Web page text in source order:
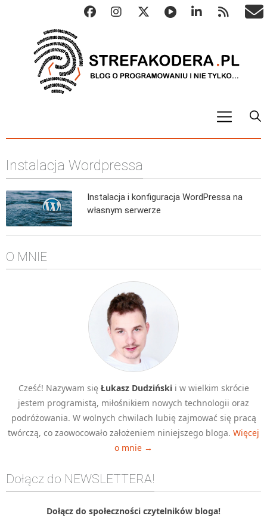
ALGO
Metody numeryczne
Algorytmy wyszukiwania
Inne
C++
Elementarz Java
Pascal
HTML 5
CSS 3
Django
PHP
Instalacja Wordpressa
Instalacja i konfiguracja WordPressa na
własnym serwerze
O MNIE
Cześć! Nazywam się Łukasz Dudzińskii w wielkim skrócie
jestem programistą, miłośnikiem nowych technologii oraz
podróżowania. W wolnych chwilach lubię zajmować się pracą
twórczą, co zaowocowało założeniem niniejszego bloga. Więcej
o mnie →
Dołącz do NEWSLETTERA!
Dołącz do społeczności czytelników bloga!